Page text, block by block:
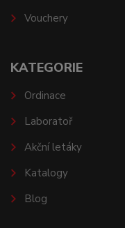
Vouchery
KATEGORIE
Ordinace
Laboratoř
Akční letáky
Katalogy
Blog